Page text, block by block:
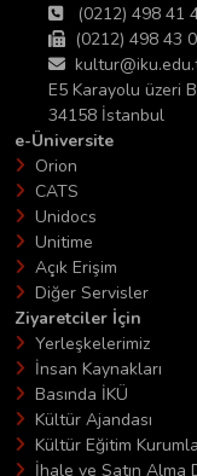
(0212) 498 41
(0212) 498 43
E5 Karayolu üzeri
34158 İstanbul
e-Üniversite
Orion
CATS
Unidocs
Unitime
Açık Erişim
Diğer Servisler
Ziyaretciler İçin
Yerleşkelerimiz
İnsan Kaynakları
Basında İKÜ
Kültür Ajandası
Kültür Eğitim
İhale ve Satın Alma